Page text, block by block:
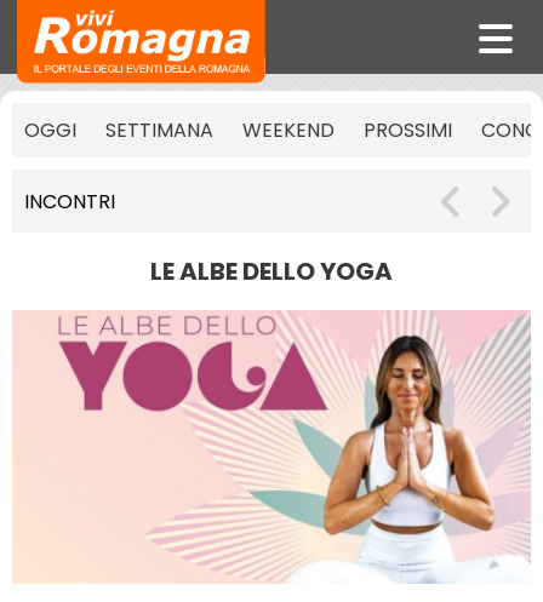
OGGI SETTIMANA WEEKEND PROSSIMI
INCONTRI
LE ALBE DELLO YOGA